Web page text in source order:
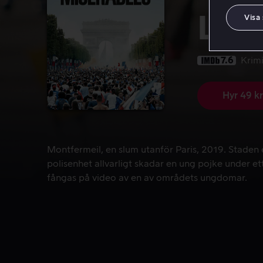
7.6
Hyr 49 kr
Montfermeil, en slum utanför Paris, 2019.
Montfermeil, en slum utanför Paris, 2019. Staden
polisenhet allvarligt skadar en ung pojke under
fångas på video av en av områdets ungdomar.
Visa